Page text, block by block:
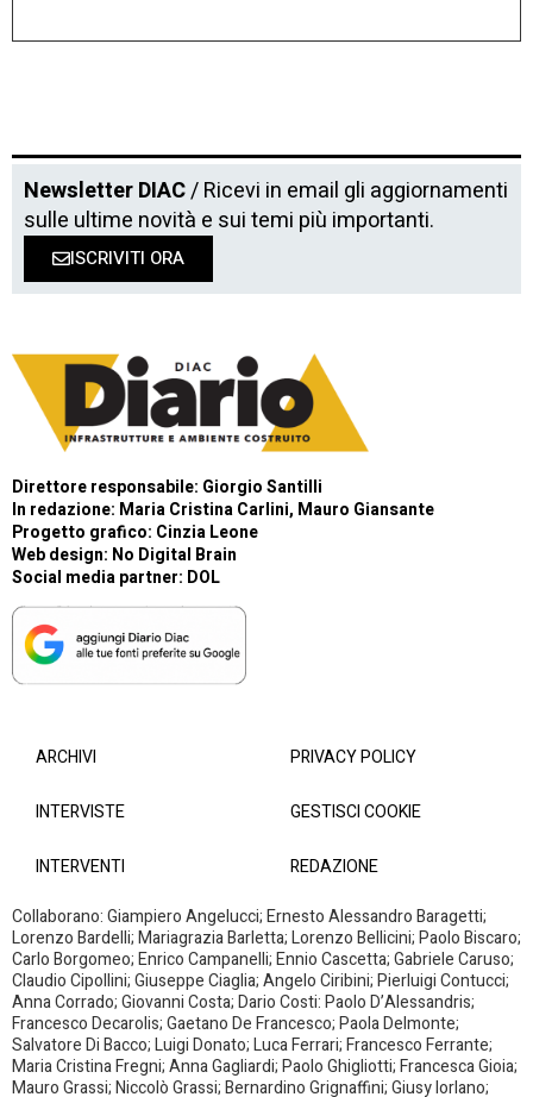
Newsletter DIAC/ Ricevi in email gli aggiornamenti
sulle ultime novità e sui temi più importanti.
ISCRIVITI ORA
Direttore responsabile: Giorgio Santilli
In redazione: Maria Cristina Carlini, Mauro Giansante
Progetto grafico: Cinzia Leone
Web design: No Digital Brain
Social media partner: DOL
ARCHIVI
INTERVISTE
INTERVENTI
PRIVACY POLICY
GESTISCI COOKIE
REDAZIONE
Collaborano: Giampiero Angelucci; Ernesto Alessandro Baragetti;
Lorenzo Bardelli; Mariagrazia Barletta; Lorenzo Bellicini; Paolo Biscaro;
Carlo Borgomeo; Enrico Campanelli; Ennio Cascetta; Gabriele Caruso;
Claudio Cipollini; Giuseppe Ciaglia; Angelo Ciribini; Pierluigi Contucci;
Anna Corrado; Giovanni Costa; Dario Costi: Paolo D’Alessandris;
Francesco Decarolis; Gaetano De Francesco; Paola Delmonte;
Salvatore Di Bacco; Luigi Donato; Luca Ferrari; Francesco Ferrante;
Maria Cristina Fregni; Anna Gagliardi; Paolo Ghigliotti; Francesca Gioia;
Mauro Grassi; Niccolò Grassi; Bernardino Grignaffini; Giusy Iorlano;